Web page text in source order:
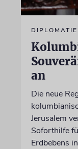
DIPLOMATIE
an
Die neue
Jerusalem
Soforthilfe
Erdbebens